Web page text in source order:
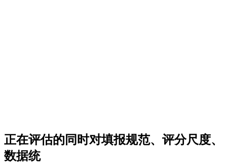
正在评估的同时对填报规范、评分尺度、
数据统